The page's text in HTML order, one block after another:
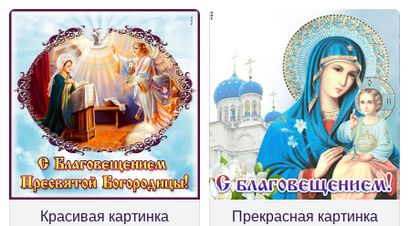
Красивая картинка
Прекрасная картинка